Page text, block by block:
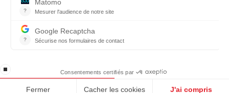
Index Égalité professionnelle
AGFPN
Contact